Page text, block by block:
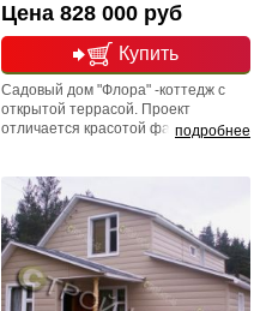
Купить
Цена 828 000 руб
подробнее
Садовый дом "Флора" -коттедж с
открытой террасой. Проект
отличается красотой фасада и
проживания.